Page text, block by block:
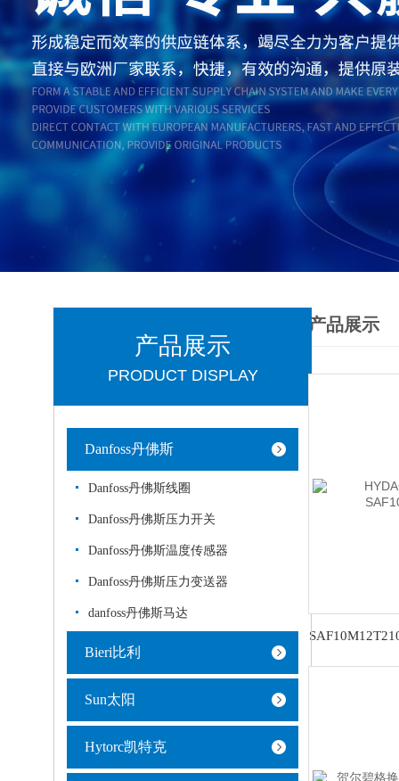
产品展示
PRODUCT DISPLAY
Danfoss丹佛斯
Danfoss丹佛斯线圈
Danfoss丹佛斯压力开关
Danfoss丹佛斯温度传感器
Danfoss丹佛斯压力变送器
danfoss丹佛斯马达
Bieri比利
Sun太阳
Hytorc凯特克
产品展示